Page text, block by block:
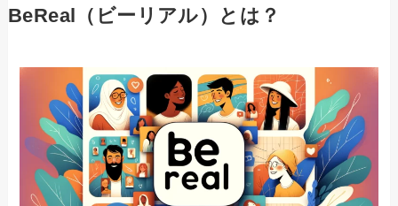
BeReal（ビーリアル）とは？